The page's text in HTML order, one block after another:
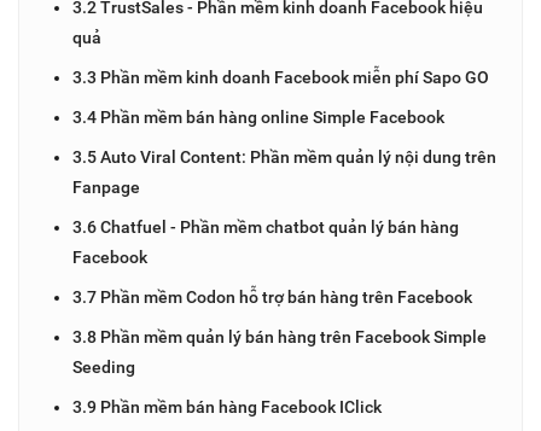
3.2 TrustSales - Phần mềm kinh doanh Facebook hiệu
quả
3.3 Phần mềm kinh doanh Facebook miễn phí Sapo GO
3.4 Phần mềm bán hàng online Simple Facebook
3.5 Auto Viral Content: Phần mềm quản lý nội dung trên
Fanpage
3.6 Chatfuel - Phần mềm chatbot quản lý bán hàng
Facebook
3.7 Phần mềm Codon hỗ trợ bán hàng trên Facebook
3.8 Phần mềm quản lý bán hàng trên Facebook Simple
Seeding
3.9 Phần mềm bán hàng Facebook IClick